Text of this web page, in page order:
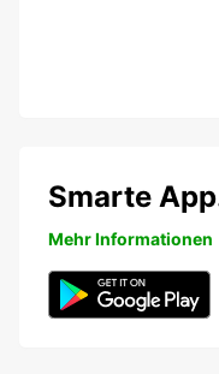
Smarte
Mehr Informationen